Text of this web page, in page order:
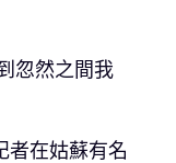
忽然之間我
者在姑蘇有名